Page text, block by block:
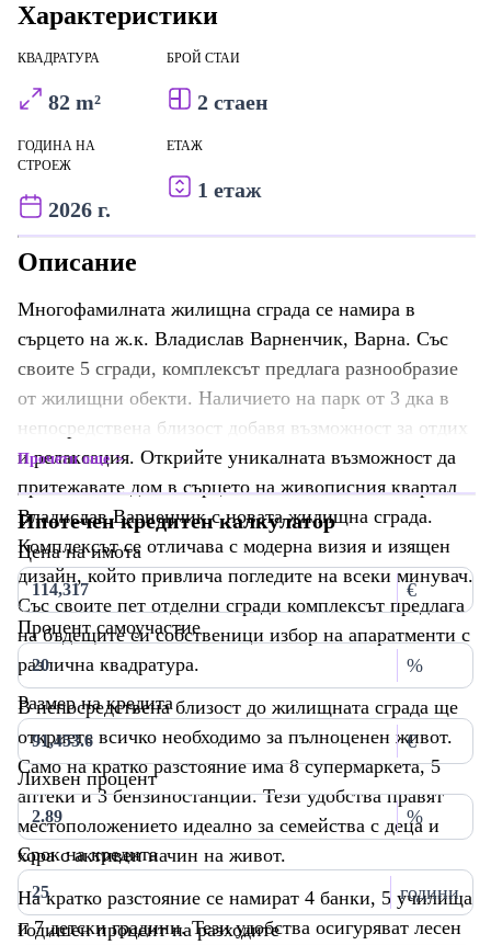
Характеристики
КВАДРАТУРА
82 m²
БРОЙ СТАИ
2 стаен
ГОДИНА НА
СТРОЕЖ
2026 г.
ЕТАЖ
1 етаж
Описание
Многофамилната жилищна сграда се намира в
сърцето на ж.к. Владислав Варненчик, Варна. Със
своите 5 сгради, комплексът предлага разнообразие
от жилищни обекти. Наличието на парк от 3 дка в
непосредствена близост добавя възможност за отдих
и релаксация. Открийте уникалната възможност да
притежавате дом в сърцето на живописния квартал
Владислав Варненчик с новата жилищна сграда.
Комплексът се отличава с модерна визия и изящен
дизайн, който привлича погледите на всеки минувач.
Със своите пет отделни сгради комплексът предлага
на бъдещите си собственици избор на апаратменти с
различна квадратура.
В непосредствена близост до жилищната сграда ще
откриете всичко необходимо за пълноценен живот.
Само на кратко разстояние има 8 супермаркета, 5
аптеки и 3 бензиностанции. Тези удобства правят
местоположението идеално за семейства с деца и
хора с активен начин на живот.
На кратко разстояние се намират 4 банки, 5 училища
и 7 детски градини. Тези удобства осигуряват лесен
Прочети още
Ипотечен кредитен калкулатор
Цена на имота
€
Процент самоучастие
%
Размер на кредита
€
Лихвен процент
%
Срок на кредита
години
Годишен процент на разходите